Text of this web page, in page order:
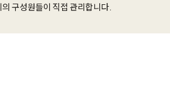
구성원들이 직접 관리합니다.